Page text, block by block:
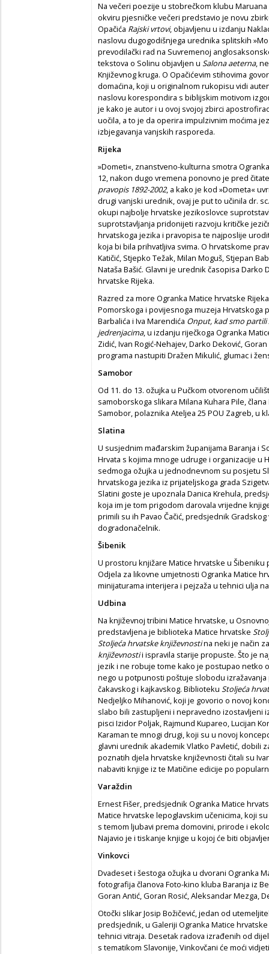
Na večeri poezije u stobrečkom klubu
okviru pjesničke večeri predstavio je novu
Opačića Rajski vrtovi, objavljenu u izdanju
naslovu dugogodišnjega urednika splitskih
prevodilački rad na Suvremenoj
tekstova o Solinu objavljen u Salona aeterna,
Književnog kruga. O Opačićevim stihovima
domaćina, koji u originalnom rukopisu vidi
naslovu korespondira s biblijskim motivom
je kako je autor i u ovoj svojoj zbirci
uočila, a to je da operira impulzivnim moćima
izbjegavanja vanjskih rasporeda.
Rijeka
»Dometi«, znanstveno-kulturna smotra
12, nakon dugo vremena ponovno je pred
pravopis 1892-2002, a kako je kod »Dometa«
drugi vanjski urednik, ovaj je put to učinila dr.
okupi najbolje hrvatske jezikoslovce
suprotstavljanja pridonijeti razvoju kritičke
hrvatskoga jezika i pravopisa te najposlije
koja bi bila prihvatljiva svima. O hrvatskome
Katičić, Stjepko Težak, Milan Moguš, Stjepan
Nataša Bašić. Glavni je urednik časopisa
hrvatske Rijeka.
Razred za more Ogranka Matice hrvatske
Pomorskoga i povijesnoga muzeja Hrvatskoga
Barbalića i Iva Marendića Onput, kad smo
jedrenjacima, u izdanju riječkoga Ogranka
Zidić, Ivan Rogić-Nehajev, Darko Deković,
programa nastupiti Dražen Mikulić, glumac i
Samobor
Od 11. do 13. ožujka u Pučkom otvorenom
samoborskoga slikara Milana Kuhara Pile,
Samobor, polaznika Ateljea 25 POU Zagreb, u
Slatina
U susjednim mađarskim županijama Baranja i
Hrvata s kojima mnoge udruge i organizacije u
sedmoga ožujka u jednodnevnom su posjetu
hrvatskoga jezika iz prijateljskoga grada
Slatini goste je upoznala Danica Krehula,
koja im je tom prigodom darovala vrijedne
primili su ih Pavao Čačić, predsjednik Gradskog
dogradonačelnik.
Šibenik
U prostoru knjižare Matice hrvatske u Šibeniku
Odjela za likovne umjetnosti Ogranka Matice
minijaturama interijera i pejzaža u tehnici ulja
Udbina
Na književnoj tribini Matice hrvatske, u
predstavljena je biblioteka Matice hrvatske
Stoljeća hrvatske književnostina neki je način
književnostii ispravila starije propuste. Što je
jezik i ne robuje tome kako je postupao netko
nego u potpunosti poštuje slobodu
čakavskog i kajkavskog. Biblioteku Stoljeća
Nedjeljko Mihanović, koji je govorio o novoj
slabo bili zastupljeni i nepravedno izostavljeni
pisci Izidor Poljak, Rajmund Kupareo, Lucijan
Karaman te mnogi drugi, koji su u novoj
glavni urednik akademik Vlatko Pavletić, dobili
poznatih djela hrvatske književnosti čitali su
nabaviti knjige iz te Matičine edicije po
Varaždin
Ernest Fišer, predsjednik Ogranka Matice
Matice hrvatske lepoglavskim učenicima, koji
s temom ljubavi prema domovini, prirode i
Najavio je i tiskanje knjige u kojoj će biti
Vinkovci
Dvadeset i šestoga ožujka u dvorani Ogranka
fotografija članova Foto-kino kluba Baranja iz
Goran Antić, Goran Rosić, Aleksandar Mezga,
Otočki slikar Josip Božičević, jedan od
predsjednik, u Galeriji Ogranka Matice
tehnici vitraja. Desetak radova izrađenih od
s tematikom Slavonije, Vinkovčani će moći